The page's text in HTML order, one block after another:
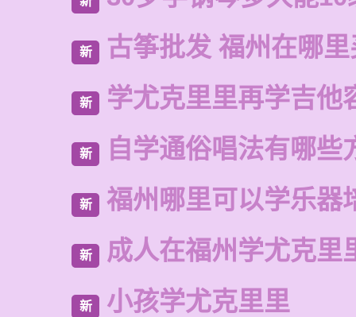
新 古筝批发 福州在哪
新 学尤克里里再学吉他
新 自学通俗唱法有哪些
新 福州哪里可以学乐器
新 成人在福州学尤克里
新 小孩学尤克里里